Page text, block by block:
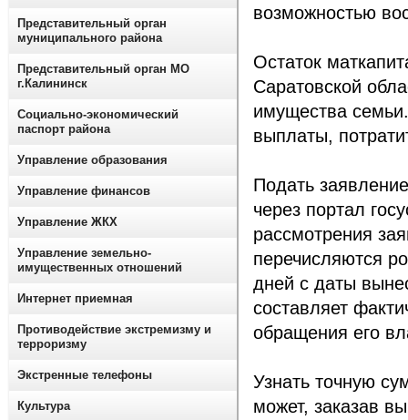
возможностью
Остаток
Саратовской
имущества
выплаты,
Подать
через портал
рассмотрения
перечисляются
дней с даты
составляет
обращения его
Узнать точную
может, заказав
Представительный орган
муниципального района
Представительный орган МО
г.Калининск
Социально-экономический
паспорт района
Управление образования
Управление финансов
Управление ЖКХ
Управление земельно-
имущественных отношений
Интернет приемная
Противодействие экстремизму и
терроризму
Экстренные телефоны
Культура